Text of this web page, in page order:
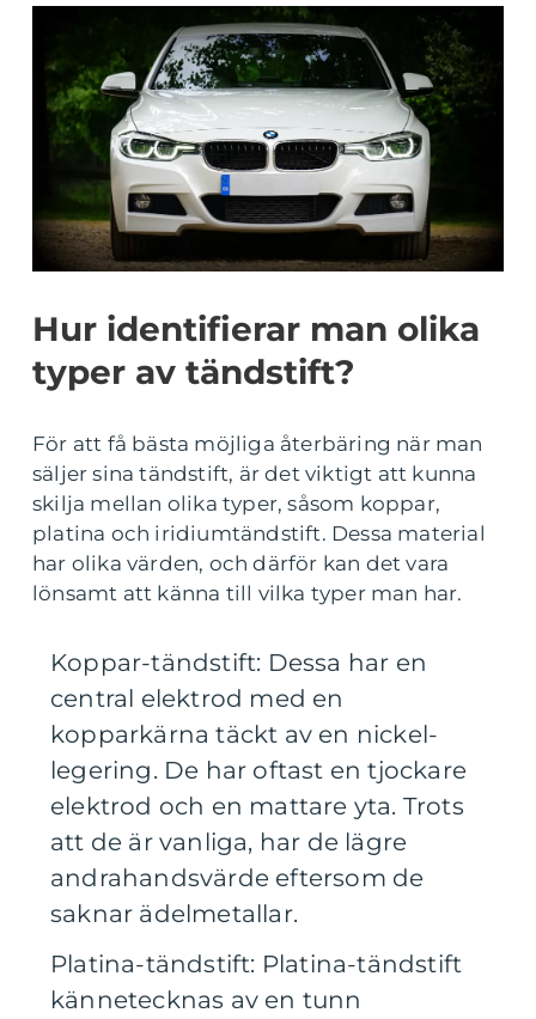
Hur identifierar man olika
typer av tändstift?
För att få bästa möjliga återbäring när man
säljer sina tändstift, är det viktigt att kunna
skilja mellan olika typer, såsom koppar,
platina och iridiumtändstift. Dessa material
har olika värden, och därför kan det vara
lönsamt att känna till vilka typer man har.
Koppar-tändstift: Dessa har en
central elektrod med en
kopparkärna täckt av en nickel-
legering. De har oftast en tjockare
elektrod och en mattare yta. Trots
att de är vanliga, har de lägre
andrahandsvärde eftersom de
saknar ädelmetallar.
Platina-tändstift: Platina-tändstift
kännetecknas av en tunn